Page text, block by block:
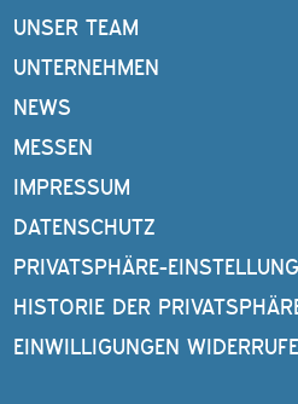
UNSER TEAM
UNTERNEHMEN
NEWS
MESSEN
IMPRESSUM
DATENSCHUTZ
PRIVATSPHÄRE-
HISTORIE DER
EINWILLIGUNGEN